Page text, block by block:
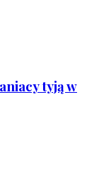
tyją w